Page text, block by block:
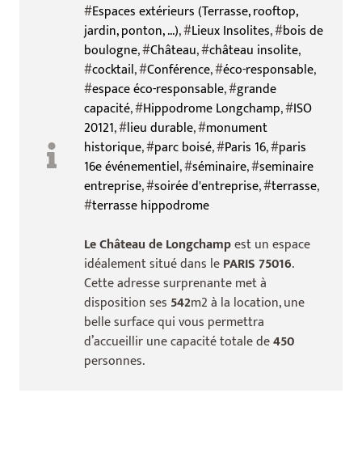
#Espaces extérieurs (Terrasse, rooftop,
jardin, ponton, ...), #Lieux Insolites, #bois de
boulogne, #Château, #château insolite,
#cocktail, #Conférence, #éco-responsable,
#espace éco-responsable, #grande
capacité, #Hippodrome Longchamp, #ISO
20121, #lieu durable, #monument
historique, #parc boisé, #Paris 16, #paris
16e événementiel, #séminaire, #seminaire
entreprise, #soirée d'entreprise, #terrasse,
#terrasse hippodrome
Le Château de Longchampest un espace
idéalement situé dans lePARIS 75016.
Cette adresse surprenante met à
disposition ses 542m2 à la location, une
belle surface qui vous permettra
d’accueillir une capacité totale de450
personnes.